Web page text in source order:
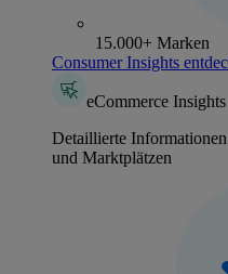
15.000+ Marken
Consumer Insights
eCommerce Insights
Detaillierte
und Marktplätzen